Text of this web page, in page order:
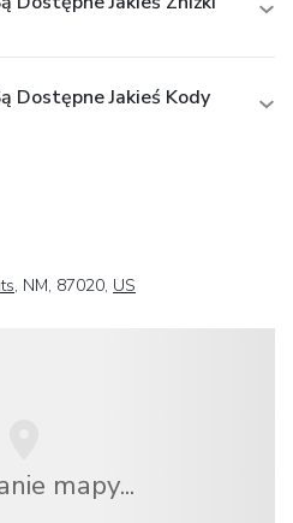
Dostępne Jakieś Kody
, NM, 87020, US
mapy...